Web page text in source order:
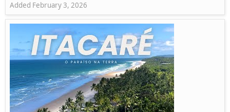
Added February 3, 2026